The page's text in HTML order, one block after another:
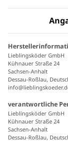
Lieblingsköder GmbH
Kühnauer Straße 24
Sachsen-Anhalt
Dessau-Roßlau,
verantwortliche
Lieblingsköder GmbH
Kühnauer Straße 24
Sachsen-Anhalt
Dessau-Roßlau,